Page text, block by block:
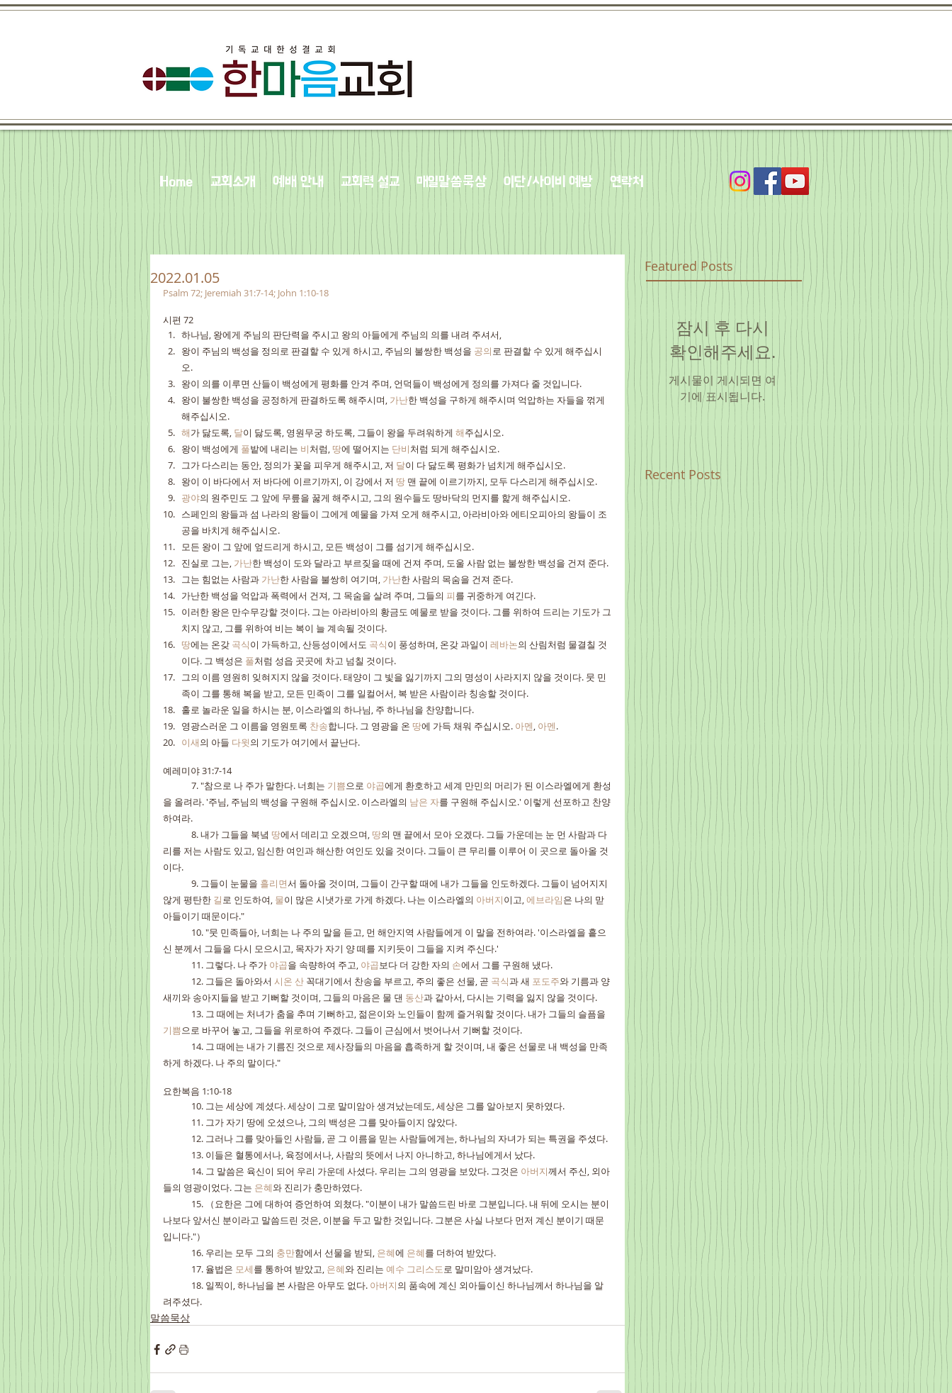
Home 교회소개 예배 안내 교회력 설교 매일말씀묵상 이단/사이비 예방 연락처
2022.01.05
Psalm 72; Jeremiah 31:7-14; John 1:10-18
시편 72
하나님, 왕에게 주님의 판단력을 주시고 왕의 아들에게 주님의 의를 내려 주셔서,
왕이 주님의 백성을 정의로 판결할 수 있게 하시고, 주님의 불쌍한 백성을 공의로 판결할 수 있게 해주십시
오.
왕이 의를 이루면 산들이 백성에게 평화를 안겨 주며, 언덕들이 백성에게 정의를 가져다 줄 것입니다.
왕이 불쌍한 백성을 공정하게 판결하도록 해주시며, 가난한 백성을 구하게 해주시며 억압하는 자들을 꺾게
해주십시오.
해가 닳도록, 달이 닳도록, 영원무궁 하도록, 그들이 왕을 두려워하게 해주십시오.
왕이 백성에게 풀밭에 내리는 비처럼, 땅에 떨어지는 단비처럼 되게 해주십시오.
그가 다스리는 동안, 정의가 꽃을 피우게 해주시고, 저 달이 다 닳도록 평화가 넘치게 해주십시오.
왕이 이 바다에서 저 바다에 이르기까지, 이 강에서 저 땅 맨 끝에 이르기까지, 모두 다스리게 해주십시오.
광야의 원주민도 그 앞에 무릎을 꿇게 해주시고, 그의 원수들도 땅바닥의 먼지를 핥게 해주십시오.
스페인의 왕들과 섬 나라의 왕들이 그에게 예물을 가져 오게 해주시고, 아라비아와 에티오피아의 왕들이 조
공을 바치게 해주십시오.
모든 왕이 그 앞에 엎드리게 하시고, 모든 백성이 그를 섬기게 해주십시오.
진실로 그는, 가난한 백성이 도와 달라고 부르짖을 때에 건져 주며, 도울 사람 없는 불쌍한 백성을 건져 준다.
그는 힘없는 사람과 가난한 사람을 불쌍히 여기며, 가난한 사람의 목숨을 건져 준다.
가난한 백성을 억압과 폭력에서 건져, 그 목숨을 살려 주며, 그들의 피를 귀중하게 여긴다.
이러한 왕은 만수무강할 것이다. 그는 아라비아의 황금도 예물로 받을 것이다. 그를 위하여 드리는 기도가 그
치지 않고, 그를 위하여 비는 복이 늘 계속될 것이다.
땅에는 온갖 곡식이 가득하고, 산등성이에서도 곡식이 풍성하며, 온갖 과일이 레바논의 산림처럼 물결칠 것
이다. 그 백성은 풀처럼 성읍 곳곳에 차고 넘칠 것이다.
그의 이름 영원히 잊혀지지 않을 것이다. 태양이 그 빛을 잃기까지 그의 명성이 사라지지 않을 것이다. 뭇 민
족이 그를 통해 복을 받고, 모든 민족이 그를 일컬어서, 복 받은 사람이라 칭송할 것이다.
홀로 놀라운 일을 하시는 분, 이스라엘의 하나님, 주 하나님을 찬양합니다.
영광스러운 그 이름을 영원토록 찬송합니다. 그 영광을 온 땅에 가득 채워 주십시오. 아멘, 아멘.
이새의 아들 다윗의 기도가 여기에서 끝난다.
예레미야 31:7-14
	7. "참으로 나 주가 말한다. 너희는
기쁨으로 야곱에게 환호하고 세계 만민의 머리가 된 이스라엘에게 환성
을 올려라. '주님, 주님의 백성을 구원해 주십시오. 이스라엘의 남은 자를 구원해 주십시오.' 이렇게 선포하고 찬양
하여라.
	8. 내가 그들을 북녘
땅에서 데리고 오겠으며, 땅의 맨 끝에서 모아 오겠다. 그들 가운데는 눈 먼 사람과 다
리를 저는 사람도 있고, 임신한 여인과 해산한 여인도 있을 것이다. 그들이 큰 무리를 이루어 이 곳으로 돌아올 것
이다.
	9. 그들이 눈물을
흘리면서 돌아올 것이며, 그들이 간구할 때에 내가 그들을 인도하겠다. 그들이 넘어지지
않게 평탄한 길로 인도하여, 물이 많은 시냇가로 가게 하겠다. 나는 이스라엘의 아버지이고, 에브라임은 나의 맏
아들이기 때문이다."
신 분께서 그들을 다시 모으시고, 목자가 자기 양 떼를 지키듯이 그들을 지켜 주신다.'
	11. 그렇다. 나 주가
야곱을 속량하여 주고, 야곱보다 더 강한 자의 손에서 그를 구원해 냈다.
	12. 그들은 돌아와서
시온 산 꼭대기에서 찬송을 부르고, 주의 좋은 선물, 곧 곡식과 새 포도주와 기름과 양
새끼와 송아지들을 받고 기뻐할 것이며, 그들의 마음은 물 댄 동산과 같아서, 다시는 기력을 잃지 않을 것이다.
	13. 그 때에는 처녀가 춤을 추며 기뻐하고, 젊은이와 노인들이 함께 즐거워할 것이다. 내가 그들의 슬픔을
기쁨으로 바꾸어 놓고, 그들을 위로하여 주겠다. 그들이 근심에서 벗어나서 기뻐할 것이다.
하게 하겠다. 나 주의 말이다."
요한복음 1:10-18
	10. 그는 세상에 계셨다. 세상이 그로 말미암아 생겨났는데도, 세상은 그를 알아보지 못하였다.
	11. 그가 자기 땅에 오셨으나, 그의 백성은 그를 맞아들이지 않았다.
	12. 그러나 그를 맞아들인 사람들, 곧 그 이름을 믿는 사람들에게는, 하나님의 자녀가 되는 특권을 주셨다.
	13. 이들은 혈통에서나, 육정에서나, 사람의 뜻에서 나지 아니하고, 하나님에게서 났다.
	14. 그 말씀은 육신이 되어 우리 가운데 사셨다. 우리는 그의 영광을 보았다. 그것은
아버지께서 주신, 외아
들의 영광이었다. 그는 은혜와 진리가 충만하였다.
나보다 앞서신 분이라고 말씀드린 것은, 이분을 두고 말한 것입니다. 그분은 사실 나보다 먼저 계신 분이기 때문
입니다."）
	16. 우리는 모두 그의
충만함에서 선물을 받되, 은혜에 은혜를 더하여 받았다.
	17. 율법은
모세를 통하여 받았고, 은혜와 진리는 예수 그리스도로 말미암아 생겨났다.
	18. 일찍이, 하나님을 본 사람은 아무도 없다.
아버지의 품속에 계신 외아들이신 하나님께서 하나님을 알
려주셨다.
말씀묵상
Featured Posts
잠시 후 다시
확인해주세요.
게시물이 게시되면 여
기에 표시됩니다.
Recent Posts